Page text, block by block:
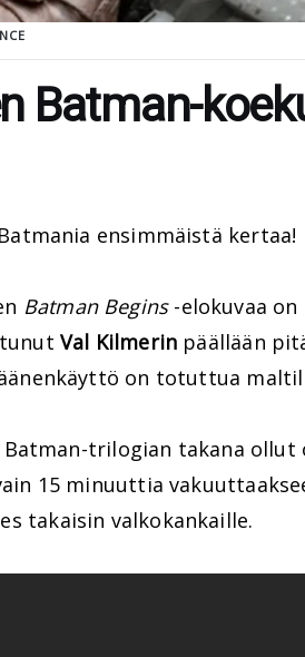
Batman-
ensimmäistä kertaa!
Batman Begins-elokuvaa
Val Kilmerin päällään
on totuttua
trilogian takana ollut
15 minuuttia
takaisin valkokankaille.